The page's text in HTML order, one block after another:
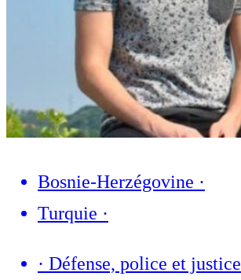
Bosnie-Herzégovine ·
Turquie ·
· Défense, police et justice